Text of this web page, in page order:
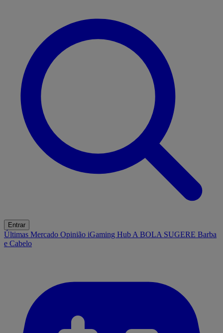
Entrar
Últimas Mercado Opinião iGaming Hub A BOLA SUGERE Barba
e Cabelo